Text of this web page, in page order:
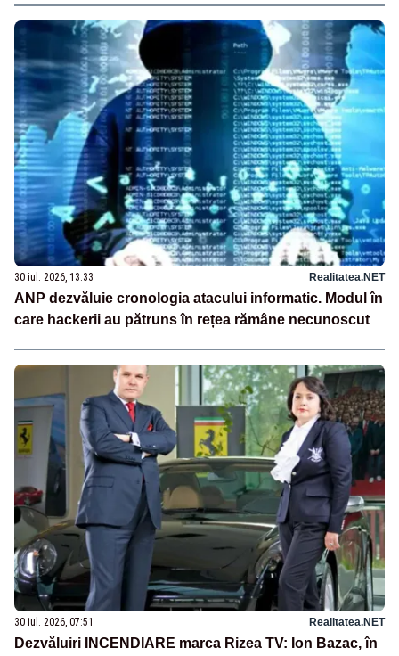
30 iul. 2026, 13:33 Realitatea.NET
ANP dezvăluie cronologia atacului informatic. Modul în
care hackerii au pătruns în rețea rămâne necunoscut
30 iul. 2026, 07:51 Realitatea.NET
Dezvăluiri INCENDIARE marca Rizea TV: Ion Bazac, în